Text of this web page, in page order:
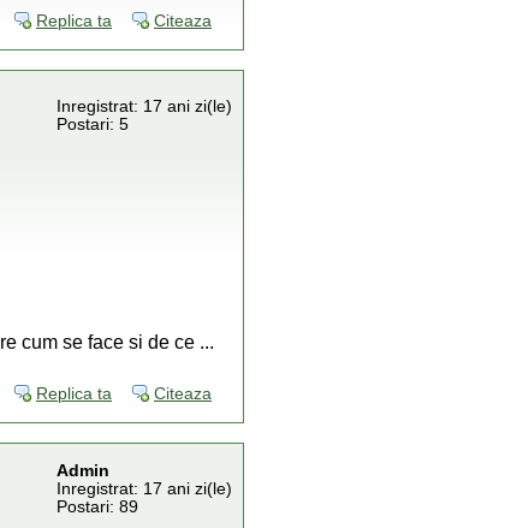
Replica ta Citeaza
Inregistrat: 17 ani zi(le)
Postari: 5
cum se face si de ce ...
Replica ta Citeaza
Admin
Inregistrat: 17 ani zi(le)
Postari: 89